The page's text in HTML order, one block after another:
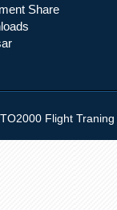
Share
Flight Traning